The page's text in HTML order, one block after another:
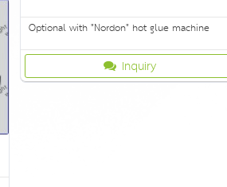
Optional with "Nordon" hot glue machine
Inquiry